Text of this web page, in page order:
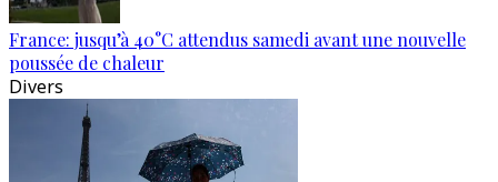
France: jusqu’à 40°C attendus samedi avant une nouvelle
poussée de chaleur
Divers